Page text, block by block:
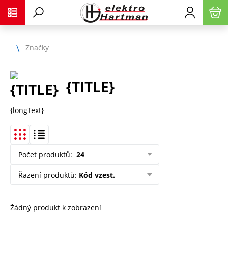
Značky
{TITLE}
{longText}
Počet produktů: 24
Řazení produktů: Kód vzest.
Žádný produkt k zobrazení